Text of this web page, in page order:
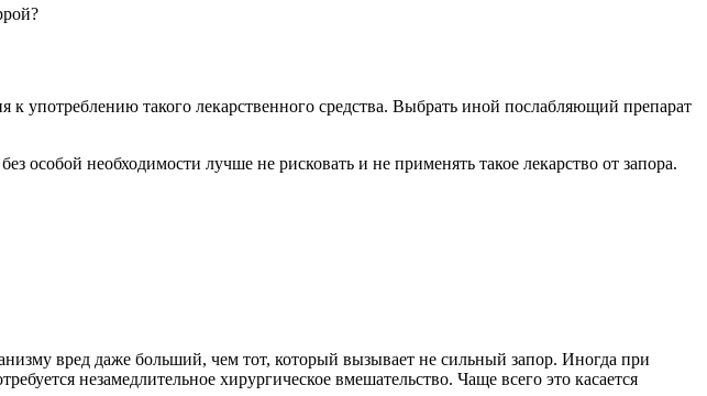
употреблению такого лекарственного средства. Выбрать иной послабляющий препарат
особой необходимости лучше не рисковать и не применять такое лекарство от запора.
вред даже больший, чем тот, который вызывает не сильный запор. Иногда при
незамедлительное хирургическое вмешательство. Чаще всего это касается